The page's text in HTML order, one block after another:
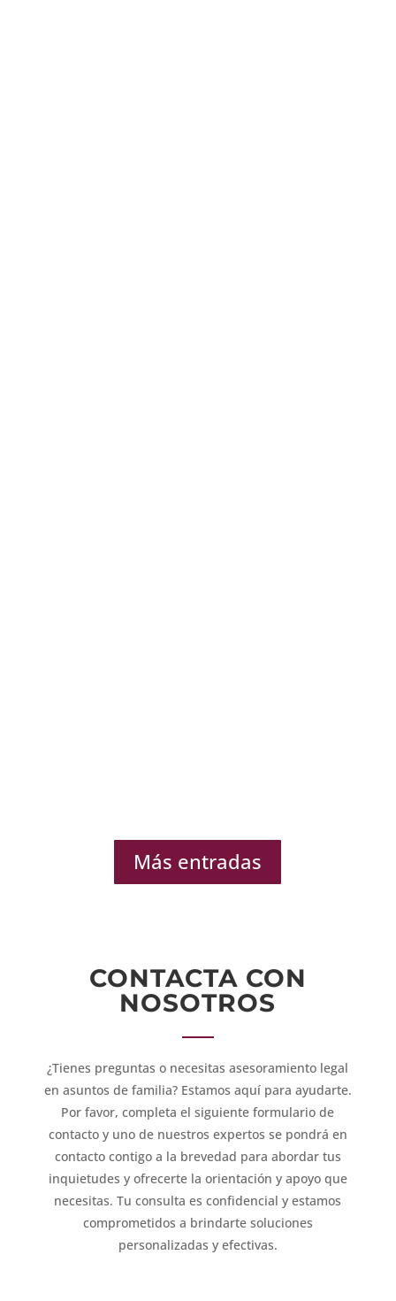
Más entradas
CONTACTA CON
NOSOTROS
¿Tienes preguntas o necesitas asesoramiento legal
en asuntos de familia? Estamos aquí para ayudarte.
Por favor, completa el siguiente formulario de
contacto y uno de nuestros expertos se pondrá en
contacto contigo a la brevedad para abordar tus
inquietudes y ofrecerte la orientación y apoyo que
necesitas. Tu consulta es confidencial y estamos
comprometidos a brindarte soluciones
personalizadas y efectivas.